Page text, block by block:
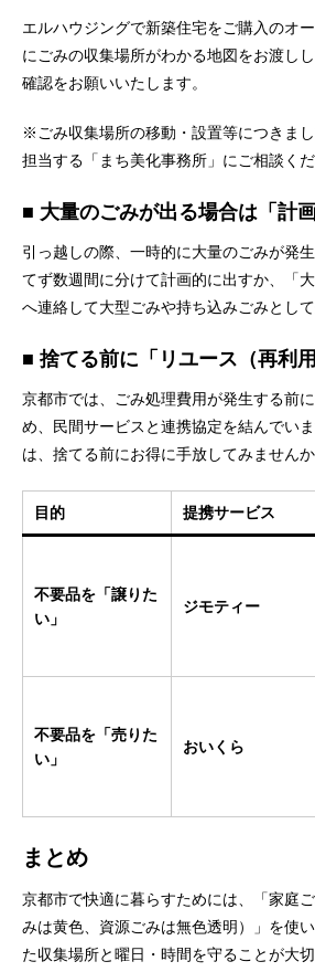
エルハウジングで新築住宅をご購入のオ
にごみの収集場所がわかる地図をお渡し
確認をお願いいたします。
※ごみ収集場所の移動・設置等につきま
担当する「まち美化事務所」にご相談くだ
■ 大量のごみが出る場合は「計
引っ越しの際、一時的に大量のごみが発
てず数週間に分けて計画的に出すか、「
へ連絡して大型ごみや持ち込みごみとして
■ 捨てる前に「リユース（再利
京都市では、ごみ処理費用が発生する前
め、民間サービスと連携協定を結んでい
は、捨てる前にお得に手放してみませんか
目的 提携サービス
不要品を「譲りた
い」
ジモティー
不要品を「売りた
い」
おいくら
まとめ
京都市で快適に暮らすためには、「家庭
みは黄色、資源ごみは無色透明）」を使
た収集場所と曜日・時間を守ることが大切